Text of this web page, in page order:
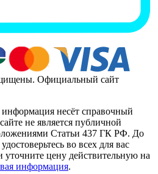
Официальный сайт
информация несёт справочный
не является публичной
Статьи 437 ГК РФ. До
во всех для вас
уточните цену действительную на
информация.